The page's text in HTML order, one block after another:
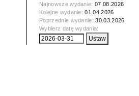
Najnowsze wydanie:07.08.2026
Kolejne wydanie:01.04.2026
Poprzednie wydanie:30.03.2026
Wybierz datę wydania: